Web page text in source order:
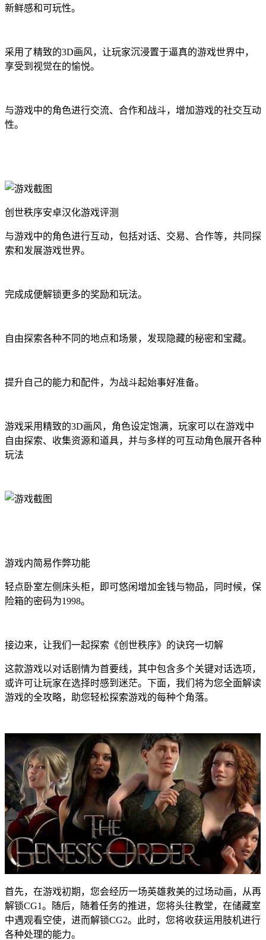
新鲜感和可玩性。
采用了精致的3D画风，让玩家沉浸置于逼真的游戏世界中，
享受到视觉在的愉悦。
与游戏中的角色进行交流、合作和战斗，增加游戏的社交互动
性。
创世秩序安卓汉化游戏评测
与游戏中的角色进行互动，包括对话、交易、合作等，共同探
索和发展游戏世界。
完成成便解锁更多的奖励和玩法。
自由探索各种不同的地点和场景，发现隐藏的秘密和宝藏。
提升自己的能力和配件，为战斗起始事好准备。
游戏采用精致的3D画风，角色设定饱满，玩家可以在游戏中
自由探索、收集资源和道具，并与多样的可互动角色展开各种
玩法
游戏内简易作弊功能
轻点卧室左侧床头柜，即可悠闲增加金钱与物品，同时候，保
险箱的密码为1998。
接边来，让我们一起探索《创世秩序》的诀窍一切解
这款游戏以对话剧情为首要线，其中包含多个关键对话选项，
或许可让玩家在选择时感到迷茫。下面，我们将为您全面解读
游戏的全攻略，助您轻松探索游戏的每种个角落。
首先，在游戏初期，您会经历一场英雄救美的过场动画，从再
解锁CG1。随后，随着任务的推进，您将头往教堂，在储藏室
中遇观看空使，进而解锁CG2。此时，您将收获运用肢机进行
各种处理的能力。